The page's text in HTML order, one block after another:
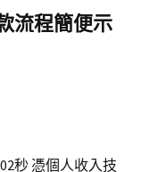
鍵
字:
流程簡便示
秒 憑個人收入技